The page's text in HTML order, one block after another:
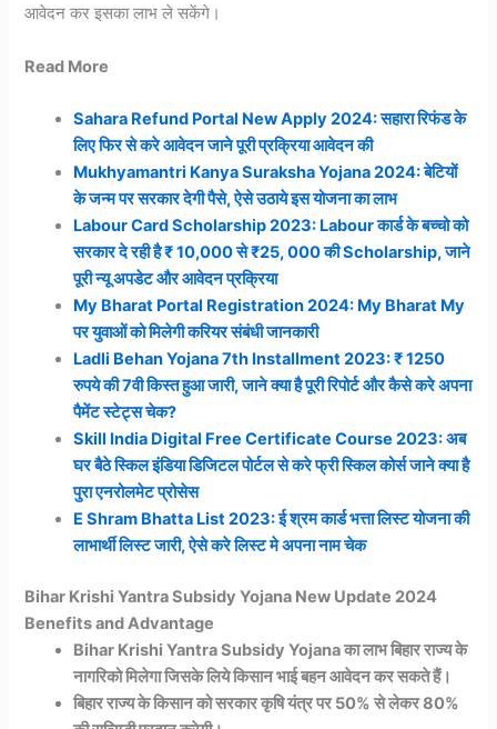
आवेदन कर इसका लाभ ले सकेंगे।
Read More
Sahara Refund Portal New Apply 2024: सहारा रिफंड के
लिए फिर से करे आवेदन जाने पूरी प्रक्रिया आवेदन की
Mukhyamantri Kanya Suraksha Yojana 2024: बेटियों
के जन्म पर सरकार देगी पैसे, ऐसे उठाये इस योजना का लाभ
Labour Card Scholarship 2023: Labour कार्ड के बच्चो को
सरकार दे रही है ₹ 10,000 से ₹25, 000 की Scholarship, जाने
पूरी न्यू अपडेट और आवेदन प्रक्रिया
My Bharat Portal Registration 2024: My Bharat My
पर युवाओं को मिलेगी करियर संबंधी जानकारी
Ladli Behan Yojana 7th Installment 2023: ₹ 1250
रुपये की 7वी किस्त हुआ जारी, जाने क्या है पूरी रिपोर्ट और कैसे करे अपना
पैमेंट स्टेट्स चेक?
Skill India Digital Free Certificate Course 2023: अब
घर बैठे स्किल इंडिया डिजिटल पोर्टल से करे फ्री स्किल कोर्स जाने क्या है
पुरा एनरोलमेट प्रोसेस
E Shram Bhatta List 2023: ई श्रम कार्ड भत्ता लिस्ट योजना की
लाभार्थी लिस्ट जारी, ऐसे करे लिस्ट मे अपना नाम चेक
Bihar Krishi Yantra Subsidy Yojana New Update 2024
Benefits and Advantage
Bihar Krishi Yantra Subsidy Yojana का लाभ बिहार राज्य के
नागरिको मिलेगा जिसके लिये किसान भाई बहन आवेदन कर सकते हैं।
बिहार राज्य के किसान को सरकार कृषि यंत्र पर 50% से लेकर 80%